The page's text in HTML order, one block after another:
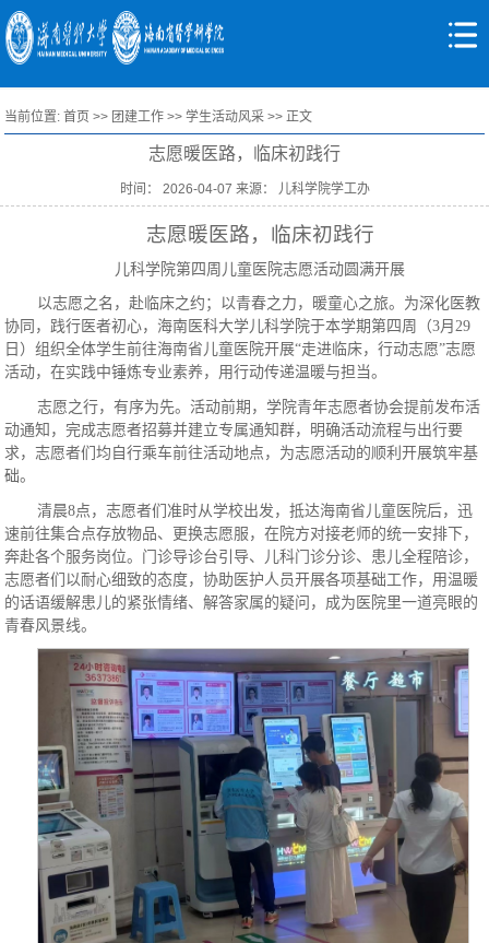
当前位置:首页 >> 团建工作 >>学生活动风采 >> 正文
志愿暖医路，临床初践行
时间： 2026-04-07 来源： 儿科学院学工办
志愿暖医路，临床初践行
儿科学院第四周儿童医院志愿活动圆满开展
以志愿之名，赴临床之约；以青春之力，暖童心之旅。为深化医教
协同，践行医者初心，海南医科大学儿科学院于本学期第四周（3月29
日）组织全体学生前往海南省儿童医院开展“走进临床，行动志愿”志愿
活动，在实践中锤炼专业素养，用行动传递温暖与担当。
志愿之行，有序为先。活动前期，学院青年志愿者协会提前发布活
动通知，完成志愿者招募并建立专属通知群，明确活动流程与出行要
求，志愿者们均自行乘车前往活动地点，为志愿活动的顺利开展筑牢基
础。
清晨8点，志愿者们准时从学校出发，抵达海南省儿童医院后，迅
速前往集合点存放物品、更换志愿服，在院方对接老师的统一安排下，
奔赴各个服务岗位。门诊导诊台引导、儿科门诊分诊、患儿全程陪诊，
志愿者们以耐心细致的态度，协助医护人员开展各项基础工作，用温暖
的话语缓解患儿的紧张情绪、解答家属的疑问，成为医院里一道亮眼的
青春风景线。